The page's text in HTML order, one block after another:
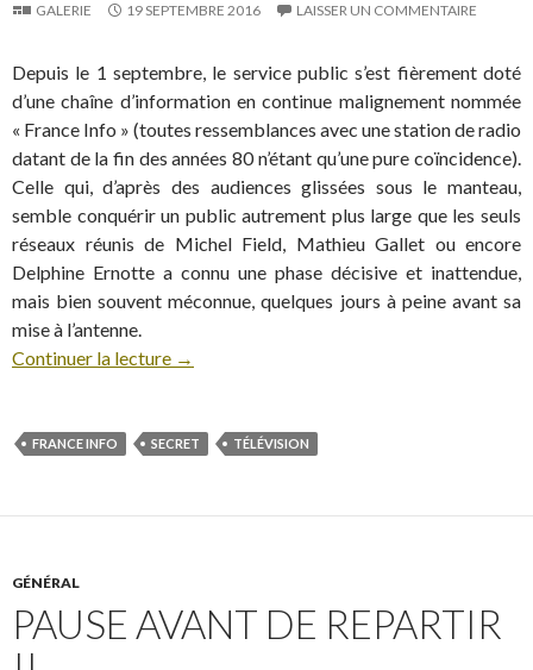
GALERIE 19 SEPTEMBRE 2016 LAISSER UN COMMENTAIRE
Depuis le 1 septembre, le service public s’est fièrement doté
d’une chaîne d’information en continue malignement nommée
« France Info » (toutes ressemblances avec une station de radio
datant de la fin des années 80 n’étant qu’une pure coïncidence).
Celle qui, d’après des audiences glissées sous le manteau,
semble conquérir un public autrement plus large que les seuls
réseaux réunis de Michel Field, Mathieu Gallet ou encore
Delphine Ernotte a connu une phase décisive et inattendue,
mais bien souvent méconnue, quelques jours à peine avant sa
mise à l’antenne.
Continuer la lecture →
FRANCE INFO SECRET TÉLÉVISION
GÉNÉRAL
PAUSE AVANT DE REPARTIR